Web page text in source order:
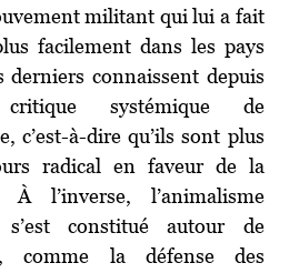
militant qui lui a fait
facilement dans les pays
derniers connaissent depuis
systémique de
c’est-à-dire qu’ils sont plus
radical en faveur de la
l’inverse, l’animalisme
constitué autour de
comme la défense des